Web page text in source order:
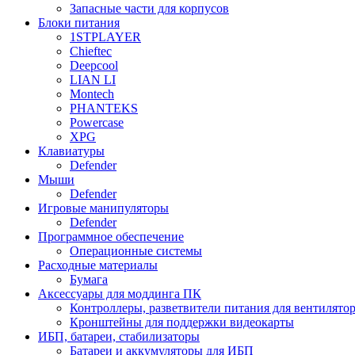
Запасные части для корпусов
Блоки питания
1STPLAYER
Chieftec
Deepcool
LIAN LI
Montech
PHANTEKS
Powercase
XPG
Клавиатуры
Defender
Мыши
Defender
Игровые манипуляторы
Defender
Программное обеспечение
Операционные системы
Расходные материалы
Бумага
Аксессуары для моддинга ПК
Контроллеры, разветвители питания для
Кронштейны для поддержки видеокарты
ИБП, батареи, стабилизаторы
Батареи и аккумуляторы для ИБП